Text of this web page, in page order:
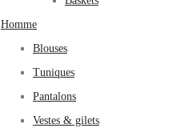
Homme
Blouses
Tuniques
Pantalons
Vestes & gilets